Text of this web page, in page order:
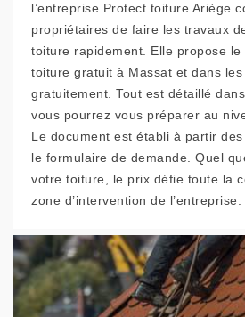
l’entreprise Protect toiture Ariège
propriétaires de faire les travaux
toiture rapidement. Elle propose
toiture gratuit à Massat et dans
gratuitement. Tout est détaillé
vous pourrez vous préparer au
Le document est établi à partir
le formulaire de demande. Quel
votre toiture, le prix défie toute la
zone d’intervention de l’entreprise.